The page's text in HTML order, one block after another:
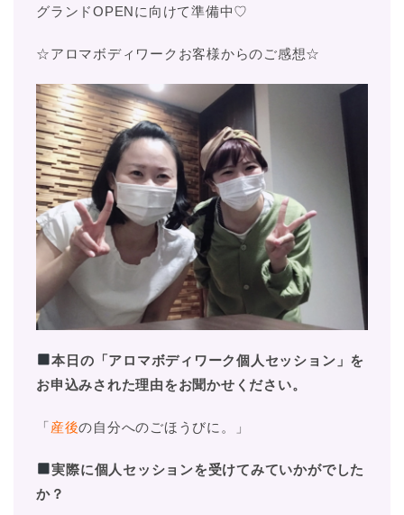
グランドOPENに向けて準備中♡
☆アロマボディワークお客様からのご感想☆
本日の「アロマボディワーク個人セッション」を
お申込みされた理由をお聞かせください。
「産後の自分へのごほうびに。」
実際に個人セッションを受けてみていかがでした
か？